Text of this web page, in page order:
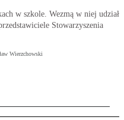
w szkole. Wezmą w niej udział
Stowarzyszenia
Wierzchowski